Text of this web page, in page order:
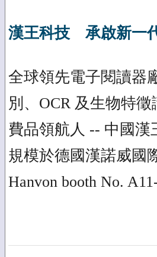
漢王科技 承啟新一
全球領先電子閱讀器
別、OCR 及生物特
費品領航人 -- 中國漢
規模於德國漢諾威國
Hanvon booth No.